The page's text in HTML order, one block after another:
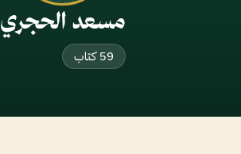
مسعد الحجري
59 كتاب